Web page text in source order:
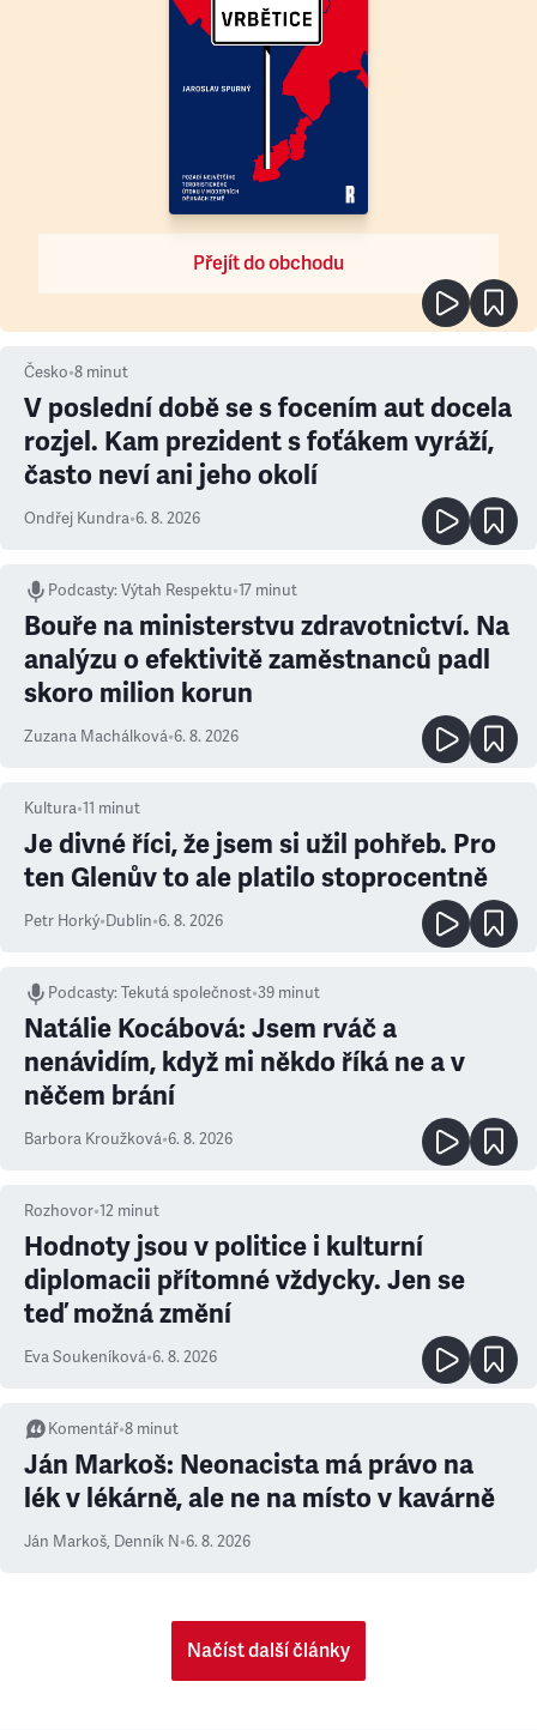
Přejít do obchodu
Česko•8 minut
V poslední době se s focením aut docela
rozjel. Kam prezident s foťákem vyráží,
často neví ani jeho okolí
Ondřej Kundra•6. 8. 2026
Podcasty:Výtah Respektu•17 minut
Bouře na ministerstvu zdravotnictví. Na
analýzu o efektivitě zaměstnanců padl
skoro milion korun
Zuzana Machálková•6. 8. 2026
Kultura•11 minut
Je divné říci, že jsem si užil pohřeb. Pro
ten Glenův to ale platilo stoprocentně
Petr Horký•Dublin•6. 8. 2026
Podcasty:Tekutá společnost•39 minut
Natálie Kocábová: Jsem rváč a
nenávidím, když mi někdo říká ne a v
něčem brání
Barbora Kroužková•6. 8. 2026
Rozhovor•12 minut
Hodnoty jsou v politice i kulturní
diplomacii přítomné vždycky. Jen se
teď možná změní
Eva Soukeníková•6. 8. 2026
Komentář•8 minut
Ján Markoš: Neonacista má právo na
lék v lékárně, ale ne na místo v kavárně
Ján Markoš, Denník N•6. 8. 2026
Načíst další články